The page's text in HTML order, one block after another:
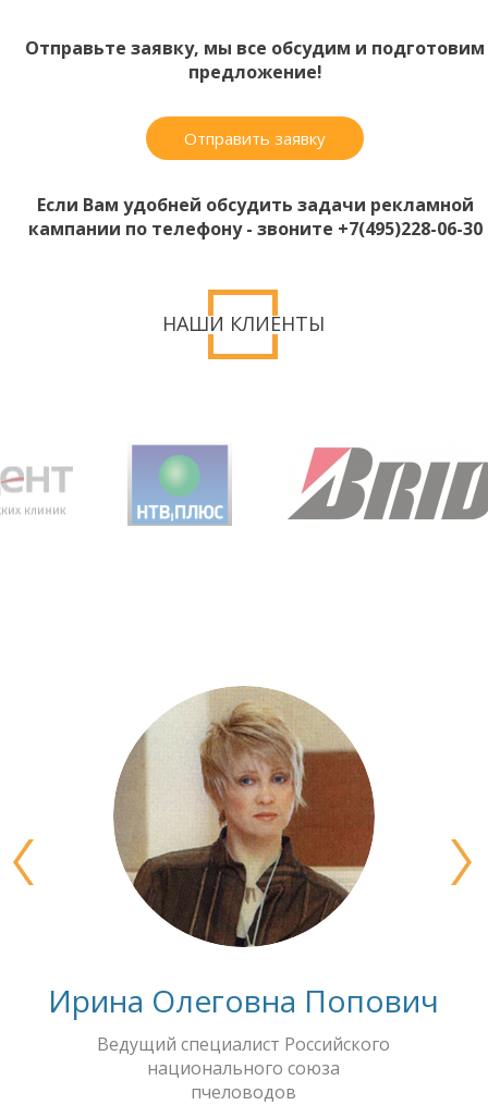
Отправьте заявку, мы все обсудим и подготовим
предложение!
Отправить заявку
Если Вам удобней обсудить задачи рекламной
кампании по телефону - звоните +7(495)228-06-30
НАШИ КЛИЕНТЫ
Ирина Олеговна Попович
Ведущий специалист Российского
национального союза
пчеловодов